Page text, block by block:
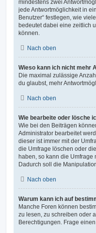
mindestens zwei
jede Antwortmöglichkeit in
Benutzer“ festlegen, wie
bedeutet dabei eine zeitlich
können.
Nach oben
Wieso kann ich nicht mehr
Die maximal zulässige
du glaubst, mehr
Nach oben
Wie bearbeite oder lösche
Wie bei den Beiträgen
Administrator bearbeitet
dieser ist immer mit der
die Umfrage löschen oder
haben, so kann die Umfrage
Dadurch soll die
Nach oben
Warum kann ich auf
Manche Foren können
zu lesen, zu schreiben oder
Berechtigungen. Frage